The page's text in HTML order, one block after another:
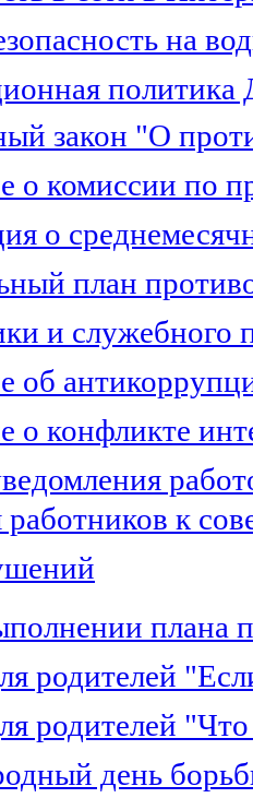
на
закон "О
о комиссии по
о
план
и служебного
об
о конфликте
работников к
плана
родителей
родителей
день